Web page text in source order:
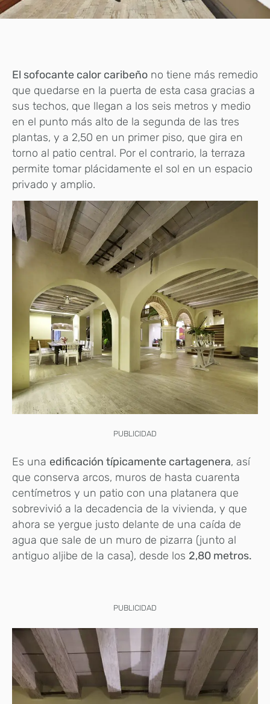
El sofocante calor caribeño no tiene más remedio
que quedarse en la puerta de esta casa gracias a
sus techos, que llegan a los seis metros y medio
en el punto más alto de la segunda de las tres
plantas, y a 2,50 en un primer piso, que gira en
torno al patio central. Por el contrario, la terraza
permite tomar plácidamente el sol en un espacio
privado y amplio.
PUBLICIDAD
Es una edificación típicamente cartagenera, así
que conserva arcos, muros de hasta cuarenta
centímetros y un patio con una platanera que
sobrevivió a la decadencia de la vivienda, y que
ahora se yergue justo delante de una caída de
agua que sale de un muro de pizarra (junto al
antiguo aljibe de la casa), desde los 2,80 metros.
PUBLICIDAD